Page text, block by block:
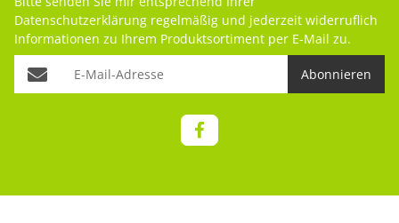
Datenschutzerklärung regelmäßig und jederzeit widerruflich
Informationen zu Ihrem Produktsortiment per E-Mail zu.
Abonnieren